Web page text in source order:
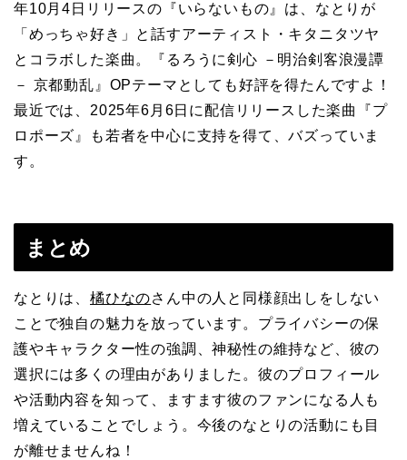
年10月4日リリースの『いらないもの』は、なとりが
「めっちゃ好き」と話すアーティスト・キタニタツヤ
とコラボした楽曲。『るろうに剣心 －明治剣客浪漫譚
－ 京都動乱』OPテーマとしても好評を得たんですよ！
最近では、2025年6月6日に配信リリースした楽曲『プ
ロポーズ』も若者を中心に支持を得て、バズっていま
す。
まとめ
なとりは、 橘ひなのさん中の人と同様顔出しをしない
ことで独自の魅力を放っています。プライバシーの保
護やキャラクター性の強調、神秘性の維持など、彼の
選択には多くの理由がありました。彼のプロフィール
や活動内容を知って、ますます彼のファンになる人も
増えていることでしょう。今後のなとりの活動にも目
が離せませんね！